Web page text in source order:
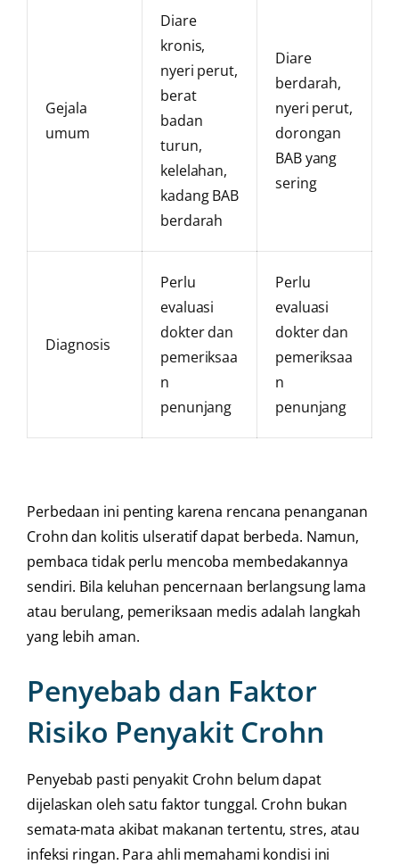
Gejala
umum
Diare
kronis,
nyeri perut,
berat
badan
turun,
kelelahan,
kadang BAB
berdarah
Diare
berdarah,
nyeri perut,
dorongan
BAB yang
sering
Diagnosis
Perlu
evaluasi
dokter dan
pemeriksaa
n
penunjang
Perlu
evaluasi
dokter dan
pemeriksaa
n
penunjang
Perbedaan ini penting karena rencana penanganan
Crohn dan kolitis ulseratif dapat berbeda. Namun,
pembaca tidak perlu mencoba membedakannya
sendiri. Bila keluhan pencernaan berlangsung lama
atau berulang, pemeriksaan medis adalah langkah
yang lebih aman.
Penyebab dan Faktor
Risiko Penyakit Crohn
Penyebab pasti penyakit Crohn belum dapat
dijelaskan oleh satu faktor tunggal. Crohn bukan
semata-mata akibat makanan tertentu, stres, atau
infeksi ringan. Para ahli memahami kondisi ini